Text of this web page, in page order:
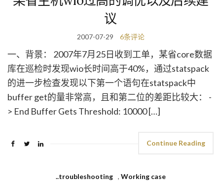
议
2007-07-29 6条评论
一、背景： 2007年7月25日收到工单，某省core数据
库在巡检时发现wio长时间高于40%，通过statspack
的进一步检查发现以下第一个语句在statspack中
buffer get的量非常高，且和第二位的差距比较大： -
> End Buffer Gets Threshold: 10000 […]
Continue Reading
..troubleshooting , Working case